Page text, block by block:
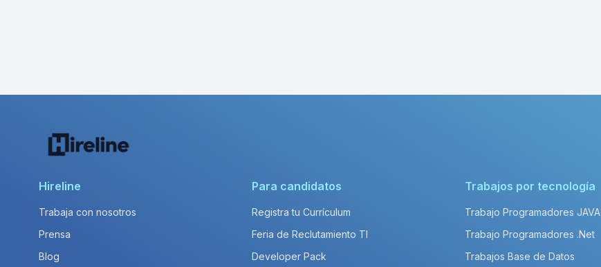
Hireline
Trabaja con nosotros
Prensa
Blog
Para candidatos
Registra tu Currículum
Feria de Reclutamiento TI
Developer Pack
Trabajos por tecnología
Trabajo Programadores JAVA
Trabajo Programadores .Net
Trabajos Base de Datos